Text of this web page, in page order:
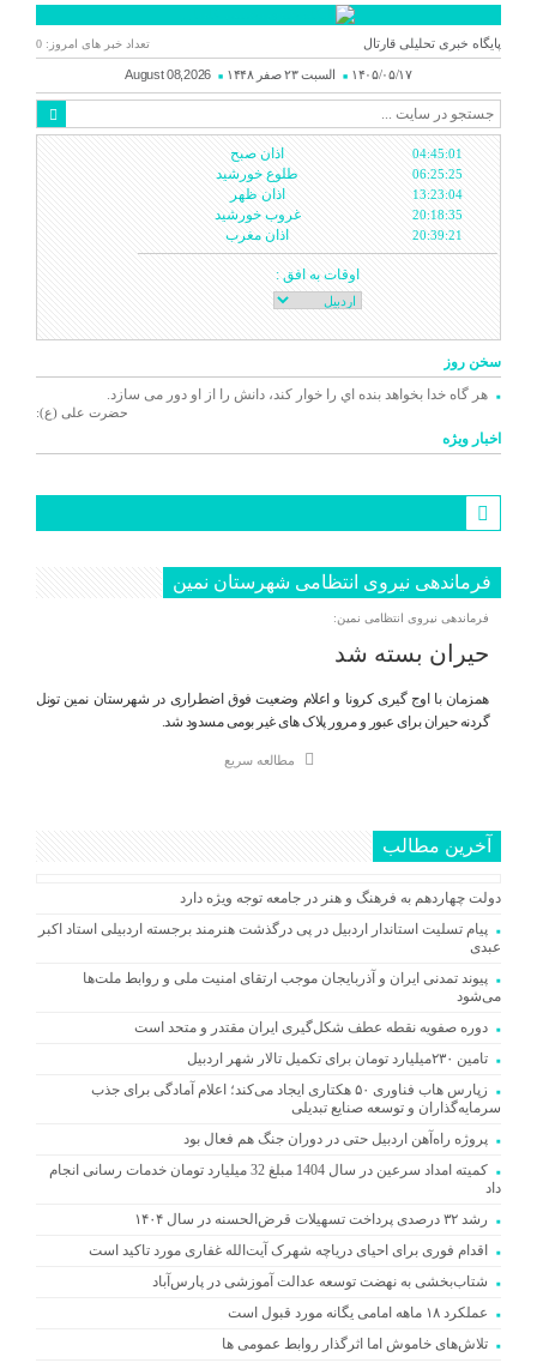
پایگاه خبری تحلیلی قارتال تعداد خبر های امروز: 0
۱۴۰۵/۰۵/۱۷ السبت ۲۳ صفر ۱۴۴۸ August 08,2026
04:45:01 اذان صبح
06:25:25 طلوع خورشید
13:23:04 اذان ظهر
20:18:35 غروب خورشید
20:39:21 اذان مغرب
اوقات به افق :
سخن روز
هر گاه خدا بخواهد بنده اي را خوار كند، دانش را از او دور می سازد.
حضرت علی (ع):
اخبار ویژه
فرماندهی نیروی انتظامی شهرستان نمین
فرماندهی نیروی انتظامی نمین:
حیران بسته شد
همزمان با اوج گیری کرونا و اعلام وضعیت فوق اضطراری در شهرستان نمین تونل
گردنه حیران برای عبور و مرور پلاک های غیر بومی مسدود شد.
مطالعه سریع
آخرین مطالب
دولت چهاردهم به فرهنگ و هنر در جامعه توجه ویژه دارد
پیام تسلیت استاندار اردبیل در پی درگذشت هنرمند برجسته اردبیلی استاد اکبر
عبدی
پیوند تمدنی ایران و آذربایجان موجب ارتقای امنیت ملی و روابط ملت‌ها
می‌شود
دوره صفویه نقطه عطف شکل‌گیری ایران مقتدر و متحد است
تامین ۲۳۰میلیارد تومان برای تکمیل تالار شهر اردبیل
زپارس هاب فناوری ۵۰ هکتاری ایجاد می‌کند؛ اعلام آمادگی برای جذب
سرمایه‌گذاران و توسعه صنایع تبدیلی
پروژه راه‌آهن اردبیل حتی در دوران جنگ هم فعال بود
کمیته امداد سرعین در سال 1404 مبلغ 32 میلیارد تومان خدمات رسانی انجام
داد
رشد ۳۲ درصدی پرداخت تسهیلات قرض‌الحسنه در سال ۱۴۰۴
اقدام فوری برای احیای دریاچه شهرک آیت‌الله غفاری مورد تاکید است
شتاب‌بخشی به نهضت توسعه عدالت آموزشی در پارس‌آباد
عملکرد ۱۸ ماهه امامی یگانه مورد قبول است
تلاش‌های خاموش اما اثرگذار روابط عمومی ها